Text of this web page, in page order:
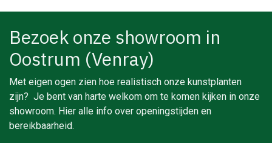
Bezoek onze showroom in
Oostrum (Venray)
Met eigen ogen zien hoe realistisch onze kunstplanten
zijn? Je bent van harte welkom om te komen kijken in onze
showroom. Hier alle info over openingstijden en
bereikbaarheid.